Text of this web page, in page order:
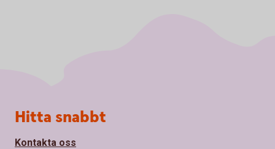
Sidfot
Hitta snabbt
Kontakta oss